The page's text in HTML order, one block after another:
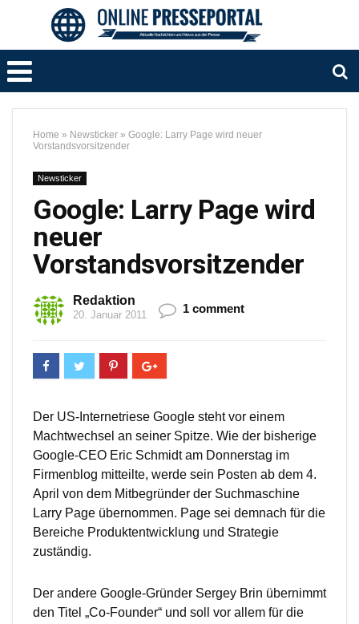
Home » Newsticker » Google: Larry Page wird neuer
Vorstandsvorsitzender
Newsticker
Google: Larry Page wird
neuer
Vorstandsvorsitzender
Redaktion
20. Januar 2011 1 comment
Der US-Internetriese Google steht vor einem
Machtwechsel an seiner Spitze. Wie der bisherige
Google-CEO Eric Schmidt am Donnerstag im
Firmenblog mitteilte, werde sein Posten ab dem 4.
April von dem Mitbegründer der Suchmaschine
Larry Page übernommen. Page sei demnach für die
Bereiche Produktentwicklung und Strategie
zuständig.
Der andere Google-Gründer Sergey Brin übernimmt
den Titel „Co-Founder“ und soll vor allem für die